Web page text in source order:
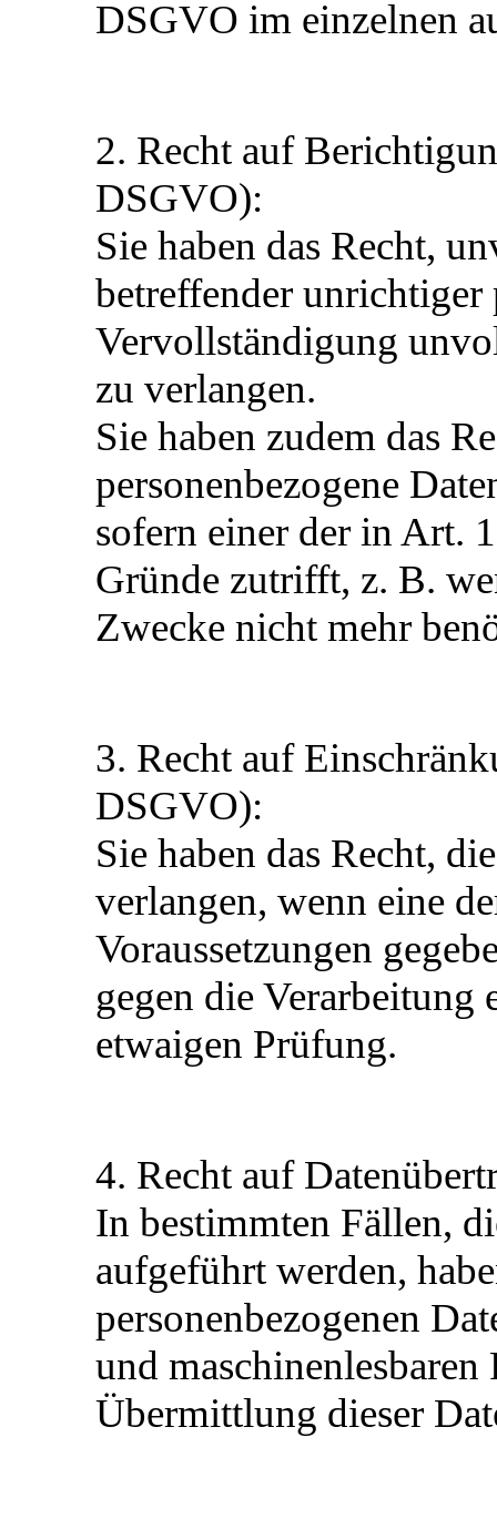
DSGVO im einzelnen
2. Recht auf
DSGVO):
Sie haben das Recht,
betreffender unrichtiger
Vervollständigung
zu verlangen.
Sie haben zudem das
personenbezogene
sofern einer der in Art.
Gründe zutrifft, z. B.
Zwecke nicht mehr
3. Recht auf
DSGVO):
Sie haben das Recht,
verlangen, wenn eine
Voraussetzungen
gegen die Verarbeitung
etwaigen Prüfung.
4. Recht auf
In bestimmten Fällen,
aufgeführt werden,
personenbezogenen
und
Übermittlung dieser